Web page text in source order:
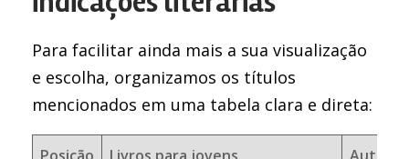
Para facilitar ainda mais a sua visualização
e escolha, organizamos os títulos
mencionados em uma tabela clara e direta: